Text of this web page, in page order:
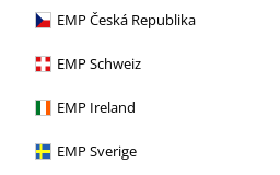
EMP Česká Republika
EMP Schweiz
EMP Ireland
EMP Sverige